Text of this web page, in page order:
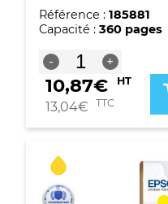
Référence : 185881
Capacité : 360 pages
-
quantité
de
Cartouche
d'encre
Epson
Magenta
-
C13T37834010
+
10,87€ HT
13,04€ TTC